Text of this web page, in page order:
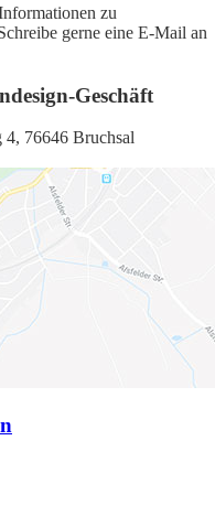
zu
gerne eine E-Mail an
Geschäft
76646 Bruchsal